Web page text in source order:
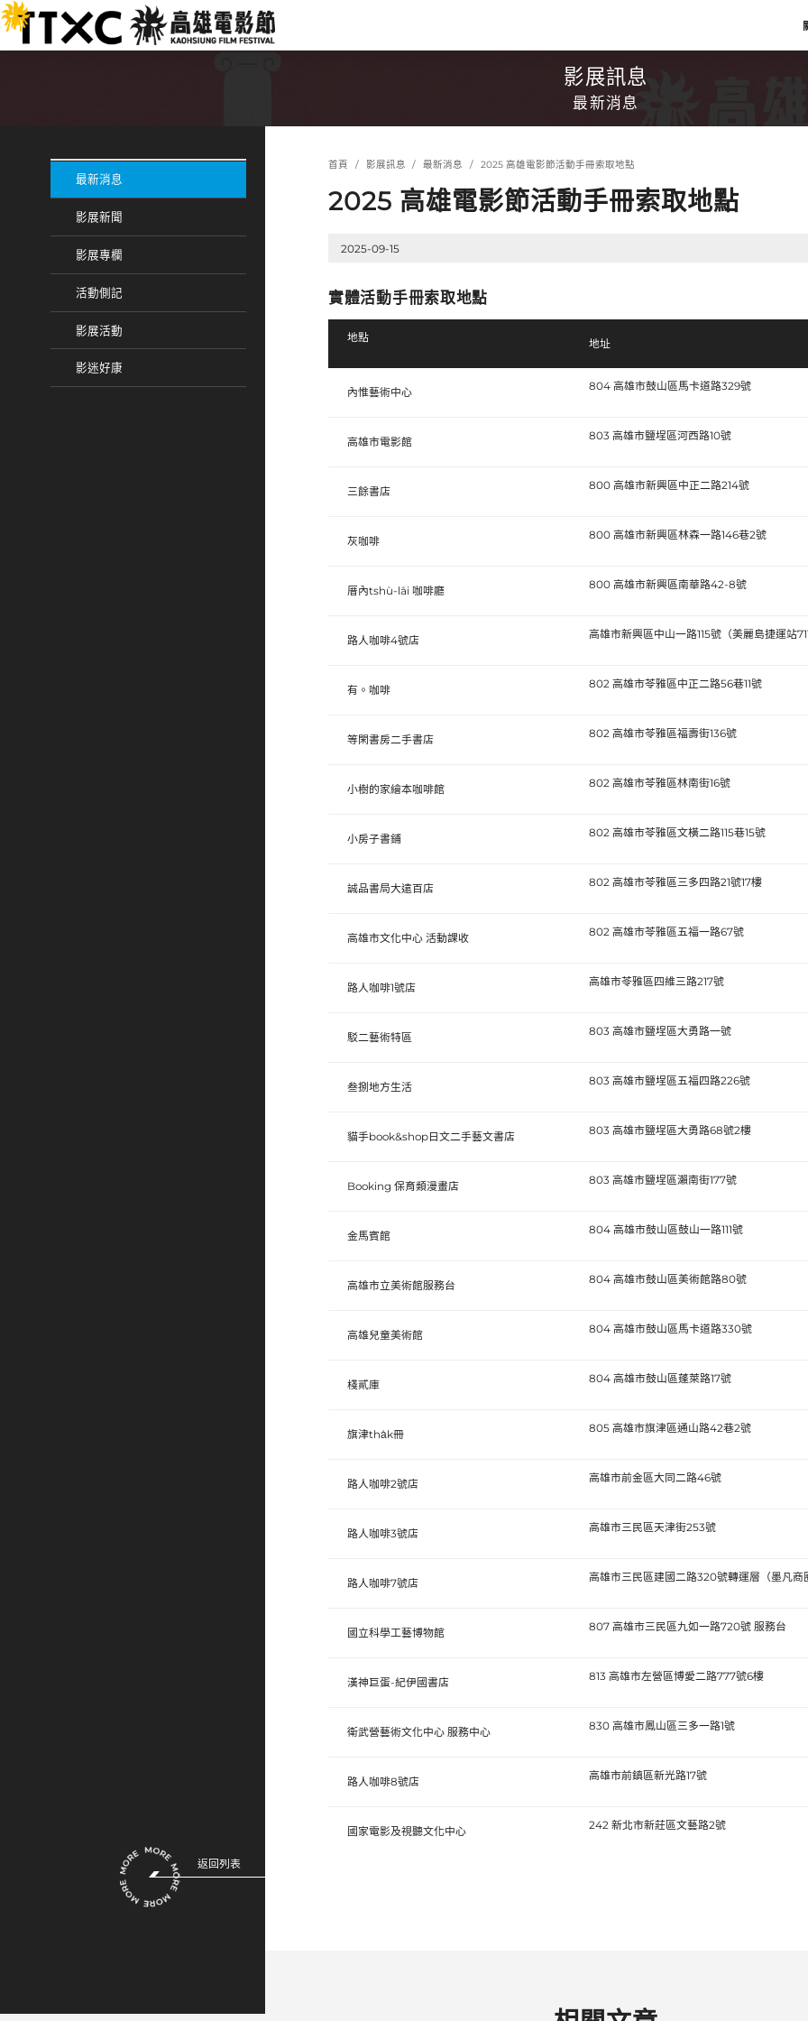
跳
到
主
:::
影展訊息
最新消息
最新消息
影展新聞
影展專欄
活動側記
影展活動
影迷好康
首頁 影展訊息 最新消息 2025 高雄電影節活動手冊索取地點
2025 高雄電影節活動手冊索取地點
2025-09-15
實體活動手冊索取地點
地點 地址
內惟藝術中心 804 高雄市鼓山區馬卡道路329號
高雄市電影館 803 高雄市鹽埕區河西路10號
三餘書店 800 高雄市新興區中正二路214號
灰咖啡 800 高雄市新興區林森一路146巷2號
厝內tshù-lāi 咖啡廳 800 高雄市新興區南華路42-8號
路人咖啡4號店 高雄市新興區中山一路115號（美麗島捷運站
有。咖啡 802 高雄市苓雅區中正二路56巷11號
等閑書房二手書店 802 高雄市苓雅區福壽街136號
小樹的家繪本咖啡館 802 高雄市苓雅區林南街16號
小房子書鋪 802 高雄市苓雅區文橫二路115巷15號
誠品書局大遠百店 802 高雄市苓雅區三多四路21號17樓
高雄市文化中心 活動課收 802 高雄市苓雅區五福一路67號
路人咖啡1號店 高雄市苓雅區四維三路217號
駁二藝術特區 803 高雄市鹽埕區大勇路一號
叁捌地方生活 803 高雄市鹽埕區五福四路226號
貓手book&shop日文二手藝文書店 803 高雄市鹽埕區大勇路68號2樓
Booking 保育類漫畫店 803 高雄市鹽埕區瀨南街177號
金馬賓館 804 高雄市鼓山區鼓山一路111號
高雄市立美術館服務台 804 高雄市鼓山區美術館路80號
高雄兒童美術館 804 高雄市鼓山區馬卡道路330號
棧貳庫 804 高雄市鼓山區蓬萊路17號
旗津tha̍k冊 805 高雄市旗津區通山路42巷2號
路人咖啡2號店 高雄市前金區大同二路46號
路人咖啡3號店 高雄市三民區天津街253號
路人咖啡7號店 高雄市三民區建國二路320號轉運層（墨凡商
國立科學工藝博物館 807 高雄市三民區九如一路720號 服務台
漢神巨蛋-紀伊國書店 813 高雄市左營區博愛二路777號6樓
衛武營藝術文化中心 服務中心 830 高雄市鳳山區三多一路1號
路人咖啡8號店 高雄市前鎮區新光路17號
國家電影及視聽文化中心 242 新北市新莊區文藝路2號
返回列表